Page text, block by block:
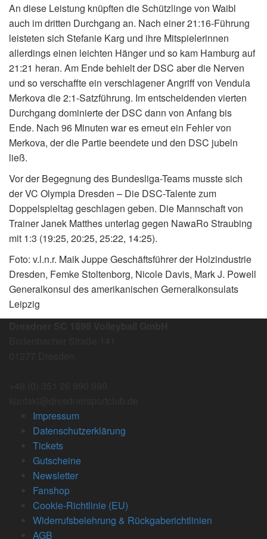
An diese Leistung knüpften die Schützlinge von Waibl
auch im dritten Durchgang an. Nach einer 21:16-Führung
leisteten sich Stefanie Karg und ihre Mitspielerinnen
allerdings einen leichten Hänger und so kam Hamburg auf
21:21 heran. Am Ende behielt der DSC aber die Nerven
und so verschaffte ein verschlagener Angriff von Vendula
Merkova die 2:1-Satzführung. Im entscheidenden vierten
Durchgang dominierte der DSC dann von Anfang bis
Ende. Nach 96 Minuten war es erneut ein Fehler von
Merkova, der die Partie beendete und den DSC jubeln
ließ.
Vor der Begegnung des Bundesliga-Teams musste sich
der VC Olympia Dresden – Die DSC-Talente zum
Doppelspieltag geschlagen geben. Die Mannschaft von
Trainer Janek Matthes unterlag gegen NawaRo Straubing
mit 1:3 (19:25, 20:25, 25:22, 14:25).
Foto: v.l.n.r. Maik Juppe Geschäftsführer der Holzindustrie
Dresden, Femke Stoltenborg, Nicole Davis, Mark J. Powell
Generalkonsul des amerikanischen Gerneralkonsulats
Leipzig
Impressum
Datenschutzerklärung
Tickets
Gutscheine
Newsletter
Fanshop
Cookie-Richtlinie (EU)
Widerrufsbelehrung & Rückgaberichtlinien
AGB